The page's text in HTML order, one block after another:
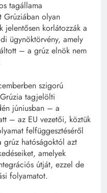
tagállama
Grúziában olyan
jelentősen korlátozzák a
ügynöktörvény, amely
– a grúz elnök nem
szigorú
tagjelölti
júniusban – a
– az EU vezetői, köztük
felfüggesztéséről
grúz hatóságoktól azt
amelyek
útját, ezzel de
folyamatot.